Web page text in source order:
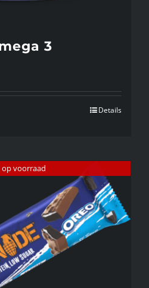
3
Details
op voorraad